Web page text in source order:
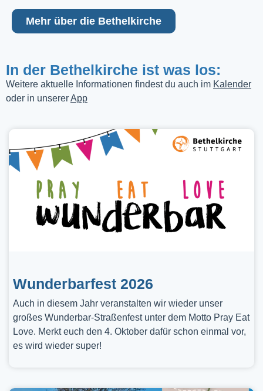
Mehr über die Bethelkirche
In der Bethelkirche ist was los:
Weitere aktuelle Informationen findest du auch im Kalender
oder in unsererApp
Wunderbarfest 2026
Auch in diesem Jahr veranstalten wir wieder unser
großes Wunderbar-Straßenfest unter dem Motto Pray Eat
Love. Merkt euch den 4. Oktober dafür schon einmal vor,
es wird wieder super!